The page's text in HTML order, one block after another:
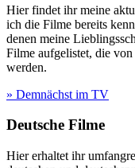
Hier findet ihr meine
ich die Filme bereits
denen meine
Filme aufgelistet, die
werden.
» Demnächst im TV
Deutsche Filme
Hier erhaltet ihr